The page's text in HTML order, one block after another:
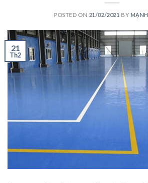
POSTED ON 21/02/2021 BY
21
Th2